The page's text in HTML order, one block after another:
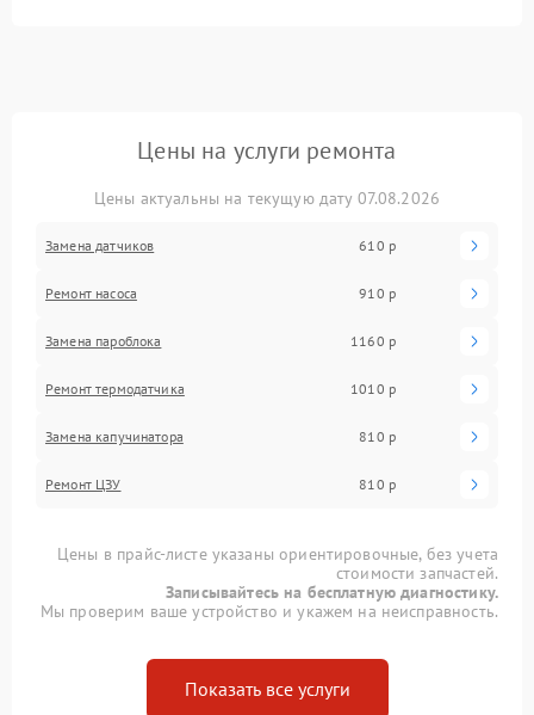
Цены на услуги ремонта
Цены актуальны на текущую дату 07.08.2026
Замена датчиков 610 р
Ремонт насоса 910 р
Замена пароблока 1160 р
Ремонт термодатчика 1010 р
Замена капучинатора 810 р
Ремонт ЦЗУ 810 р
Цены в прайс-листе указаны ориентировочные, без учета
стоимости запчастей.
Записывайтесь на бесплатную диагностику.
Мы проверим ваше устройство и укажем на неисправность.
Показать все услуги